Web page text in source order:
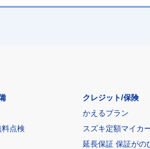
点検
クレジット/保険
かえるプラン
スズキ定額マイカ
延長保証 保証がの